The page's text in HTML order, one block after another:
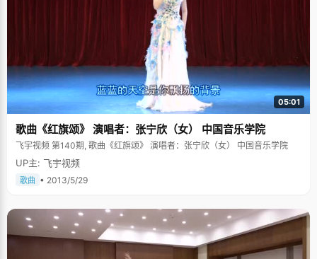
05:01
歌曲《红旗颂》 演唱者：张宁欣（女） 中国音乐学院
飞宇视频 第140期, 歌曲《红旗颂》 演唱者：张宁欣（女） 中国音乐学院
UP主: 飞宇视频
歌曲 • 2013/5/29